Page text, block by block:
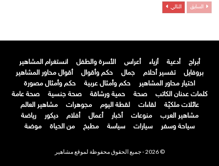
السابق التالي
أبراج أدعية أزياء أعراس الأسرة والطفل
انستغرام المشاهير
بروفايل
تفسير أحلام جمال حكم وأقوال
أقوال محاور المشاهير
اختيار محاور المشاهير
حكم وأمثال عربية
حكم وأمثال مصورة
كلمات عدنان الكاتب
صحة حمية ورشاقة صحة جنسية
صحة عامة
عائلات ملكيّة
لقاءات لقطة اليوم مجوهرات
مشاهير العالم
مشاهير العرب
منوعات أخبار أعمال أفلام ديكور
رياضة
سياحة وسفر
سيارات سياسة مطبخ من الحياة موضة
© 2026 - جميع الحقوق محفوظة لموقع مشاهير